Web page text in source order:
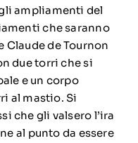
ampliamenti del
che saranno
Claude de Tournon
due torri che si
e un corpo
al mastio. Si
che gli valsero l’ira
al punto da essere